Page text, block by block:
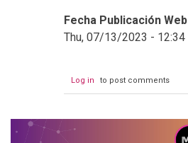
Fecha Publicación Web
Thu, 07/13/2023 - 12:34
Log in to post comments